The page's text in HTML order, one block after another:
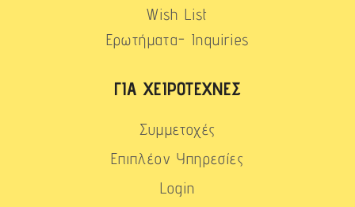
Wish List
Ερωτήματα- Inquiries
ΓΙΑ ΧΕΙΡΟΤΈΧΝΕΣ
Συμμετοχές
Επιπλέον Υπηρεσίες
Login